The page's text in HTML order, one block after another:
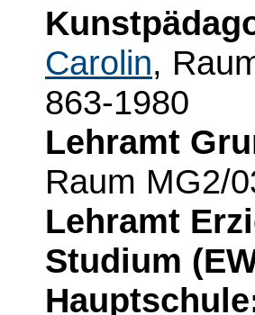
Carolin,
863-1980
Lehramt
Raum MG2/
Lehramt
Studium